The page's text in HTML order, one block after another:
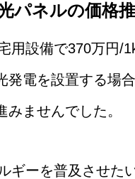
パネルの価格
用設備で370万円/
発電を設置する場
ませんでした。
ギーを普及させた